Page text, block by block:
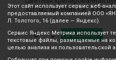
32г/м2 зеленая CR_43985
В корзину
Этот сайт использует сервис веб-
предоставляемый компанией ООО
Л. Толстого, 16 (далее — Яндекс).
Сервис Яндекс Метрика использует
текстовые файлы, размещаемые на
целью анализа их пользовательской